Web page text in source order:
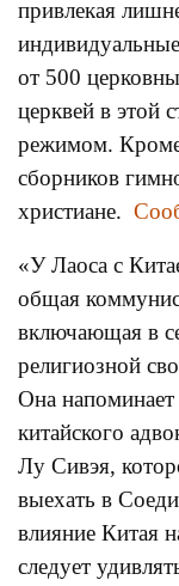
привлекая
от 500
церквей в этой
режимом. Кроме
сборников
христиане.
«У Лаоса с
общая
включающая в
религиозной
Она
китайского
Лу Сивэя,
выехать в
влияние Китая
следует